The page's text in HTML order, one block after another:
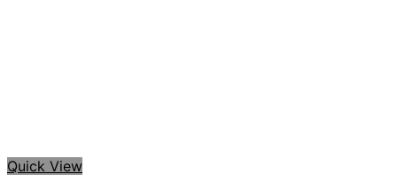
Quick View